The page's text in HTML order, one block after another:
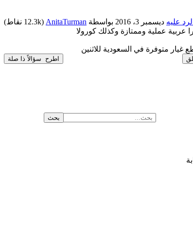
عليه ديسمبر 3، 2016 بواسطة AnitaTurman
(
12.3k نقاط)
عربية عملية وممتازة وكذلك كورولا
غيار متوفرة في السعودية للاثنين